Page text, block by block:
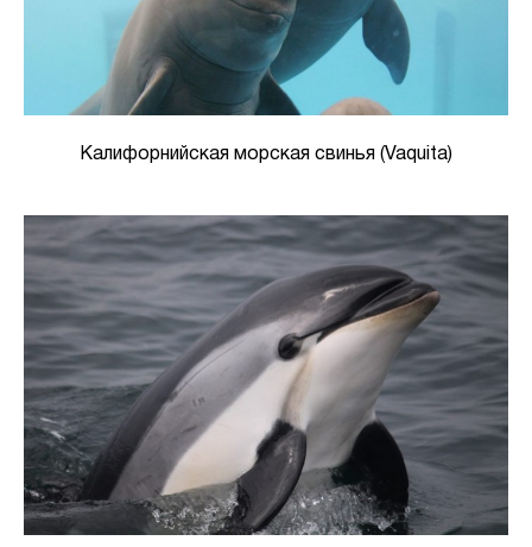
Калифорнийская морская свинья (Vaquita)